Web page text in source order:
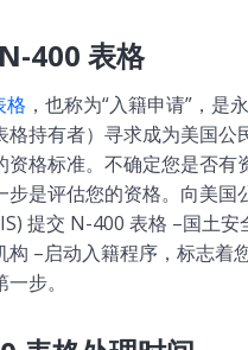
400 表格
格 ，也称为“入籍申请”，是
格持有者）寻求成为美国公
资格标准。不确定您是否有
步是评估您的资格。向美国
提交 N-400 表格 –国土安
构 –启动入籍程序，标志着
步。